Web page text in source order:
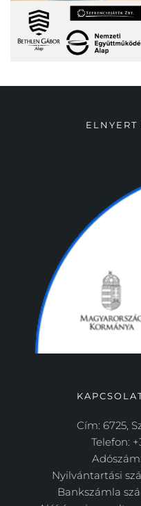
ELNYERT
Cím: 6725,
Telefon:
Nyilvántartási
Bankszámla